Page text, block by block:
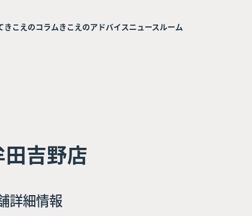
きこえのコラムきこえのアドバイスニュースルーム
吉野店
詳細情報